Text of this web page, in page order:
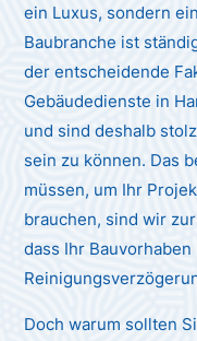
ein Luxus, sondern
Baubranche ist
der entscheidende
Gebäudedienste in
und sind deshalb
sein zu können. Das
müssen, um Ihr
brauchen, sind wir
dass Ihr
Doch warum sollten